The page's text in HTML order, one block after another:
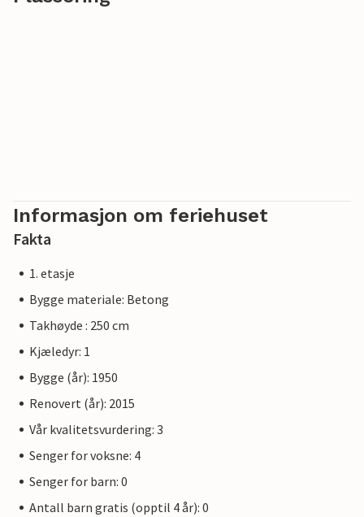
Informasjon om feriehuset
Fakta
1. etasje
Bygge materiale: Betong
Takhøyde : 250 cm
Kjæledyr: 1
Bygge (år): 1950
Renovert (år): 2015
Vår kvalitetsvurdering: 3
Senger for voksne: 4
Senger for barn: 0
Antall barn gratis (opptil 4 år): 0